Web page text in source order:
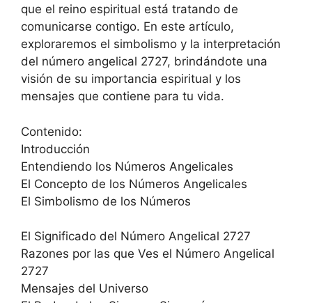
que el reino espiritual está tratando de
comunicarse contigo. En este artículo,
exploraremos el simbolismo y la interpretación
del número angelical 2727, brindándote una
visión de su importancia espiritual y los
mensajes que contiene para tu vida.
Contenido:
Introducción
Entendiendo los Números Angelicales
El Concepto de los Números Angelicales
El Simbolismo de los Números
El Significado del Número Angelical 2727
Razones por las que Ves el Número Angelical
2727
Mensajes del Universo